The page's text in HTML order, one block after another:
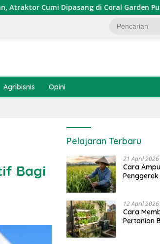
di Coral Garden Pulau Barrang
Agribisnis Opini
Bagi
Pelajaran Terbaru
21 April 2026
Cara
12 April 2026
Cara
Pertanian